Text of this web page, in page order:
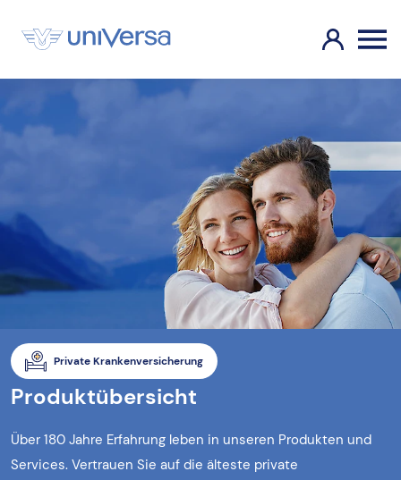
Private Krankenversicherung
Produktübersicht
Über 180 Jahre Erfahrung leben in unseren Produkten und
Services. Vertrauen Sie auf die älteste private